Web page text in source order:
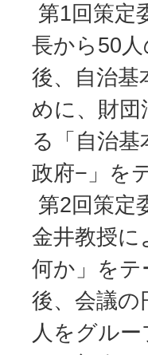
第1回策定
長から50
後、自治
めに、財団
る「自治
政府−」を
第2回策定
金井教授に
何か」を
後、会議の
人をグル